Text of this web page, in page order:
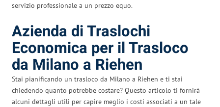
servizio professionale a un prezzo equo.
Azienda di Traslochi
Economica per il Trasloco
da Milano a Riehen
Stai pianificando un trasloco da Milano a Riehen e ti stai
chiedendo quanto potrebbe costare? Questo articolo ti fornirà
alcuni dettagli utili per capire meglio i costi associati a un tale